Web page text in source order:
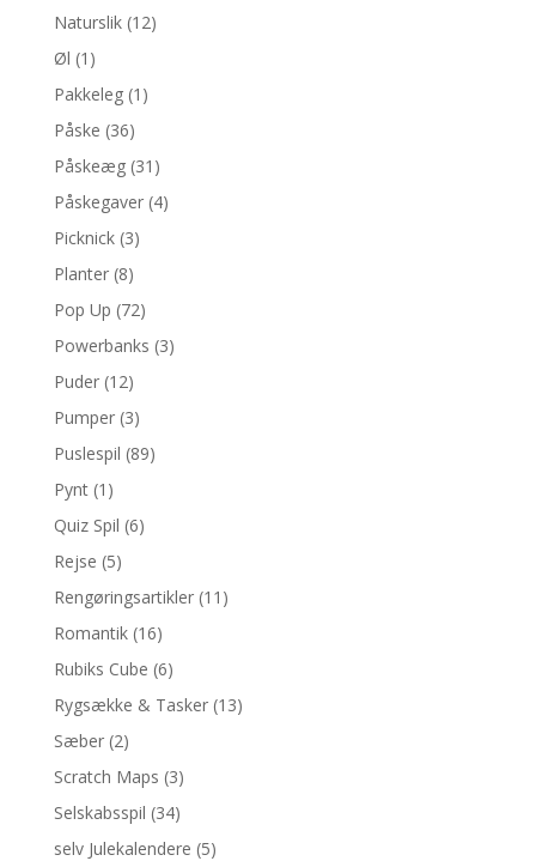
Naturslik (12)
Øl (1)
Pakkeleg (1)
Påske (36)
Påskeæg (31)
Påskegaver (4)
Picknick (3)
Planter (8)
Pop Up (72)
Powerbanks (3)
Puder (12)
Pumper (3)
Puslespil (89)
Pynt (1)
Quiz Spil (6)
Rejse (5)
Rengøringsartikler (11)
Romantik (16)
Rubiks Cube (6)
Rygsække & Tasker (13)
Sæber (2)
Scratch Maps (3)
Selskabsspil (34)
selv Julekalendere (5)